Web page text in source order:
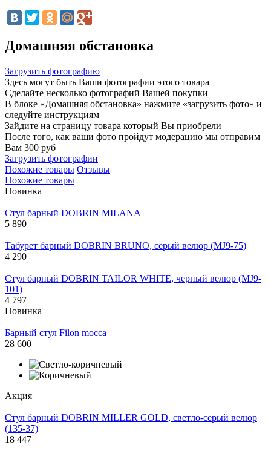
Домашняя обстановка
Загрузить фотографию
Здесь могут быть Ваши фотографии этого товара
Сделайте несколько фотографий Вашей покупки
В блоке «Домашняя обстановка» нажмите «загрузить фото» и
следуйте инструкциям
Зайдите на страницу товара который Вы приобрели
После того, как ваши фото пройдут модерацию мы отправим
Вам 300 руб
Загрузить фотографии
Похожие товары Отзывы
Похожие товары
Новинка
Стул барный DOBRIN MILANA
5 890
Табурет барный DOBRIN BRUNO, серый велюр (MJ9-75)
4 290
Стул барный DOBRIN TAILOR WHITE, черный велюр (MJ9-
101)
4 797
Новинка
Барный стул Filon mocca
28 600
Акция
Стул барный DOBRIN MILLER GOLD, светло-серый велюр
(135-37)
18 447